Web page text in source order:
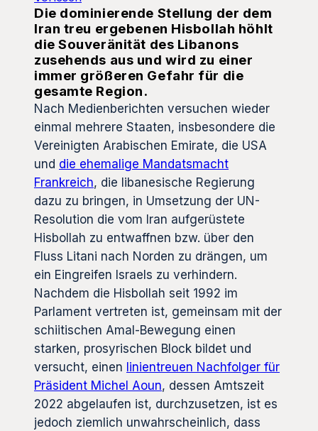
Die dominierende Stellung der dem
Iran treu ergebenen Hisbollah höhlt
die Souveränität des Libanons
zusehends aus und wird zu einer
immer größeren Gefahr für die
gesamte Region.
Nach Medienberichten versuchen wieder
einmal mehrere Staaten, insbesondere die
Vereinigten Arabischen Emirate, die USA
und die ehemalige Mandatsmacht
Frankreich, die libanesische Regierung
dazu zu bringen, in Umsetzung der UN-
Resolution die vom Iran aufgerüstete
Hisbollah zu entwaffnen bzw. über den
Fluss Litani nach Norden zu drängen, um
ein Eingreifen Israels zu verhindern.
Nachdem die Hisbollah seit 1992 im
Parlament vertreten ist, gemeinsam mit der
schiitischen Amal-Bewegung einen
starken, prosyrischen Block bildet und
versucht, einen linientreuen Nachfolger für
Präsident Michel Aoun, dessen Amtszeit
2022 abgelaufen ist, durchzusetzen, ist es
jedoch ziemlich unwahrscheinlich, dass